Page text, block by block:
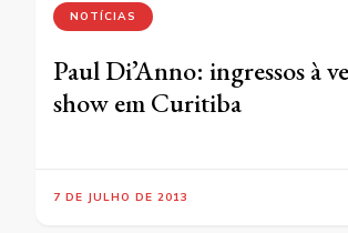
NOTÍCIAS
Paul Di’Anno: ingressos à
show em Curitiba
7 DE JULHO DE 2013